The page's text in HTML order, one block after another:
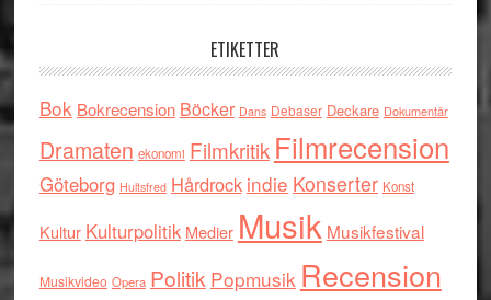
ETIKETTER
Bok Bokrecension Böcker Dans Debaser Deckare Dokumentär
Dramaten ekonomi Filmkritik Filmrecension
Göteborg Hultsfred Hårdrock indie Konserter Konst
Kultur Kulturpolitik Medier Musik Musikfestival
Musikvideo Opera Politik Popmusik Recension